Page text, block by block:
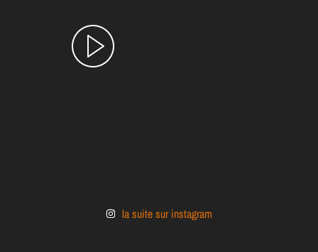
la suite sur instagram